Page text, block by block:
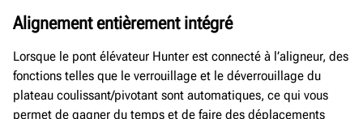
Alignement entièrement intégré
Lorsque le pont élévateur Hunter est connecté à l’aligneur, des
fonctions telles que le verrouillage et le déverrouillage du
plateau coulissant/pivotant sont automatiques, ce qui vous
permet de gagner du temps et de faire des déplacements